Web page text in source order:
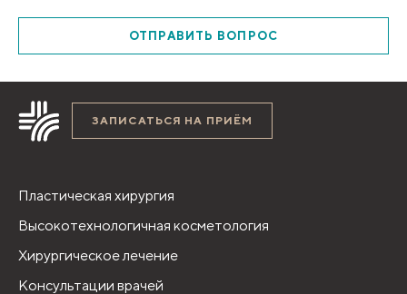
ОТПРАВИТЬ ВОПРОС
ЗАПИСАТЬСЯ НА ПРИЁМ
Пластическая хирургия
Высокотехнологичная косметология
Хирургическое лечение
Консультации врачей